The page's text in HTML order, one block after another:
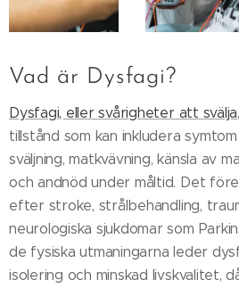
Vad är Dysfagi?
Dysfagi, eller svårigheter att svälja
tillstånd som kan inkludera
sväljning, matkvävning, känsla av
och andnöd under måltid. Det
efter stroke, strålbehandling,
neurologiska sjukdomar som
de fysiska utmaningarna leder
isolering och minskad livskvalitet,